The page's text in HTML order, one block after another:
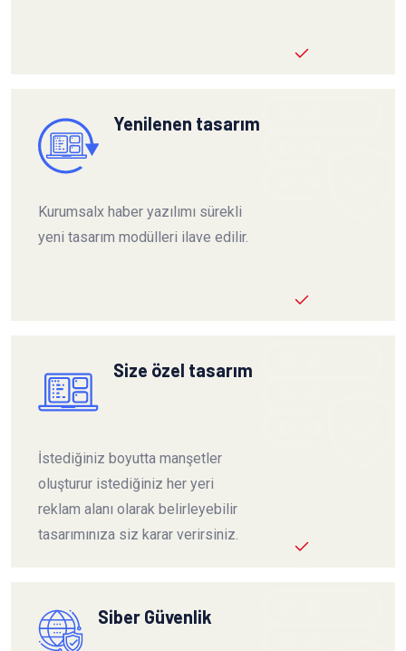
Yenilenen tasarım
Kurumsalx haber yazılımı sürekli
yeni tasarım modülleri ilave edilir.
Size özel tasarım
İstediğiniz boyutta manşetler
oluşturur istediğiniz her yeri
reklam alanı olarak belirleyebilir
tasarımınıza siz karar verirsiniz.
Siber Güvenlik